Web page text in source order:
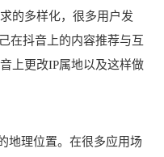
的多样化，很多用户发
在抖音上的内容推荐与互
上更改IP属地以及这样做
地理位置。在很多应用场